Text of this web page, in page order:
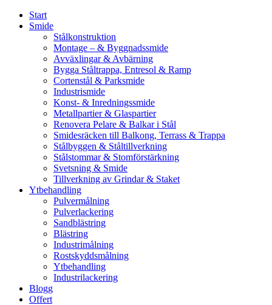
Start
Smide
Stålkonstruktion
Montage – & Byggnadssmide
Avväxlingar & Avbärning
Bygga Ståltrappa, Entresol & Ramp
Cortenstål & Parksmide
Industrismide
Konst- & Inredningssmide
Metallpartier & Glaspartier
Renovera Pelare & Balkar i Stål
Smidesräcken till Balkong, Terrass & Trappa
Stålbyggen & Ståltillverkning
Stålstommar & Stomförstärkning
Svetsning & Smide
Tillverkning av Grindar & Staket
Ytbehandling
Pulvermålning
Pulverlackering
Sandblästring
Blästring
Industrimålning
Rostskyddsmålning
Ytbehandling
Industrilackering
Blogg
Offert